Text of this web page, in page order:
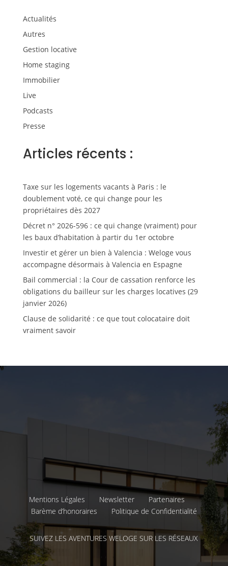
Actualités
Autres
Gestion locative
Home staging
Immobilier
Live
Podcasts
Presse
Articles récents :
Taxe sur les logements vacants à Paris : le
doublement voté, ce qui change pour les
propriétaires dès 2027
Décret n° 2026-596 : ce qui change (vraiment) pour
les baux d’habitation à partir du 1er octobre
Investir et gérer un bien à Valencia : Weloge vous
accompagne désormais à Valencia en Espagne
Bail commercial : la Cour de cassation renforce les
obligations du bailleur sur les charges locatives (29
janvier 2026)
Clause de solidarité : ce que tout colocataire doit
vraiment savoir
Mentions Légales Newsletter
Partenaires
Barème d’honoraires
Politique de Confidentialité
SUIVEZ LES AVENTURES WELOGE SUR LES RÉSEAUX